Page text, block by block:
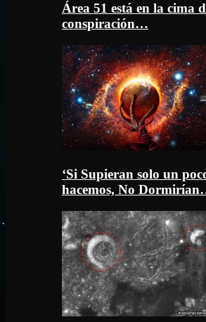
Área 51 está en la cima
conspiración…
‘Si Supieran solo un
hacemos, No